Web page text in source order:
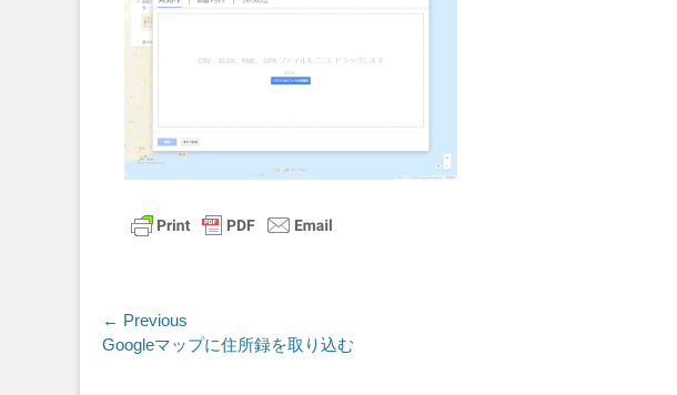
投
稿
← Previous
Previous
Googleマップに住所録を取り込む